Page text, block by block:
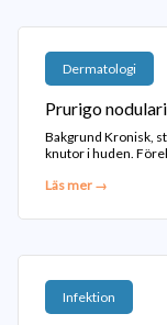
Dermatologi
Prurigo
Bakgrund Kronisk,
knutor i huden.
Läs mer →
Infektion